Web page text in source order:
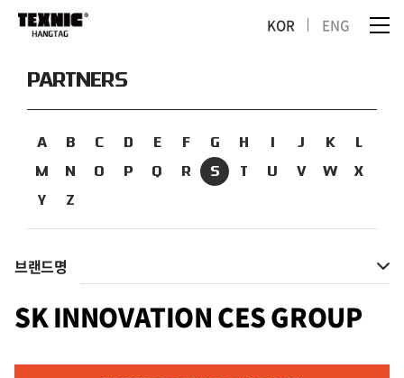
KOR ENG
PARTNERS
A B C D E F G H I J K
L
M
N O P Q R S T U V W
X
Y
Z
브랜드명
SK INNOVATION CES GROUP